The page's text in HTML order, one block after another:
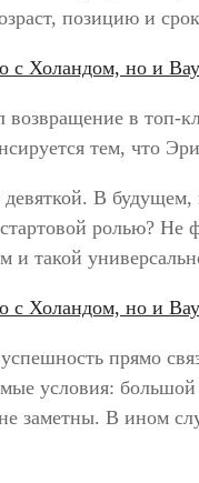
позицию и
в
тем, что
В
ролью? Не
и такой
прямо
условия:
заметны. В ином